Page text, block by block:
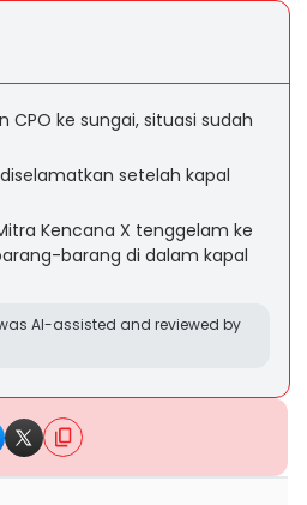
CPO ke sungai, situasi sudah
setelah kapal
Kencana X tenggelam ke
barang di dalam kapal
AI-assisted and reviewed by